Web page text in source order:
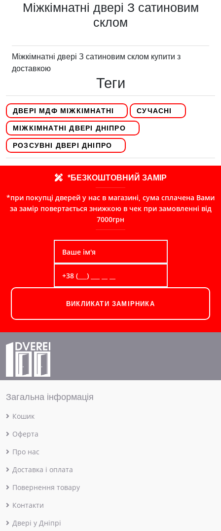
Міжкімнатні двері З сатиновим
склом
Міжкімнатні двері З сатиновим склом купити з
доставкою
Теги
ДВЕРІ МДФ МІЖКІМНАТНІ СУЧАСНІ
МІЖКІМНАТНІ ДВЕРІ ДНІПРО
РОЗСУВНІ ДВЕРІ ДНІПРО
*БЕЗКОШТОВНИЙ ЗАМІР
*при покупці дверей у нас в магазині, сума сплачена Вами
за замір повертається знижкою в чек при замовленні від
7000грн
ВИКЛИКАТИ ЗАМІРНИКА
Загальна інформація
Кошик
Оферта
Про нас
Доставка і оплата
Повернення товару
Контакти
Двері у Дніпрі